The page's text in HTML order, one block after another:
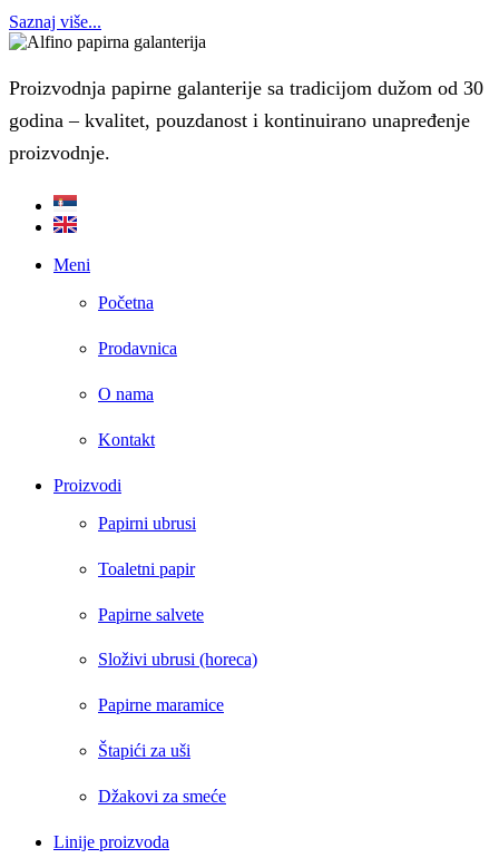
Saznaj više...
Proizvodnja papirne galanterije sa tradicijom dužom od 30
godina – kvalitet, pouzdanost i kontinuirano unapređenje
proizvodnje.
Meni
Početna
Prodavnica
O nama
Kontakt
Proizvodi
Papirni ubrusi
Toaletni papir
Papirne salvete
Složivi ubrusi (horeca)
Papirne maramice
Štapići za uši
Džakovi za smeće
Linije proizvoda